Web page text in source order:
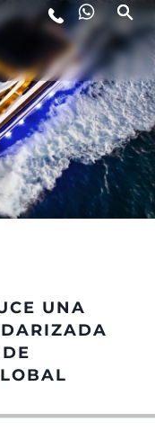
UNA